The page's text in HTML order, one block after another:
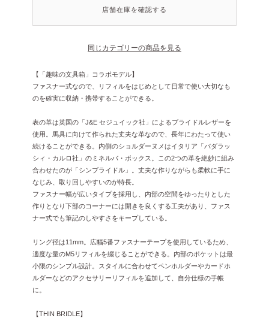
店舗在庫を確認する
同じカテゴリーの商品を見る
【「趣味の文具箱」コラボモデル】
ファスナー式なので、リフィルをはじめとして日常で使い大切なも
のを確実に収納・携帯することができる。
表の革は英国の「J&E セジュイック社」によるブライドルレザーを
使用。馬具に向けて作られた丈夫な革なので、長年にわたって使い
続けることができる。内側のショルダーヌメはイタリア「バダラッ
シィ・カルロ社」のミネルバ・ボックス。この2つの革を絶妙に組み
合わせたのが「シンブライドル」。丈夫な作りながらも柔軟に手に
なじみ、取り回しやすいのが特長。
ファスナー幅が広いタイプを採用し、内部の空間をゆったりとした
作りとなり下部のコーナーには開きを良くする工夫があり、ファス
ナー式でも筆記のしやすさをキープしている。
リング径は11mm。広幅5番ファスナーテープを使用しているため、
適度な量のM5リフィルを綴じることができる。内部のポケットは最
小限のシンプル設計。スタイルに合わせてペンホルダーやカードホ
ルダーなどのアクセサリーリフィルを追加して、自分仕様の手帳
に。
【THIN BRIDLE】